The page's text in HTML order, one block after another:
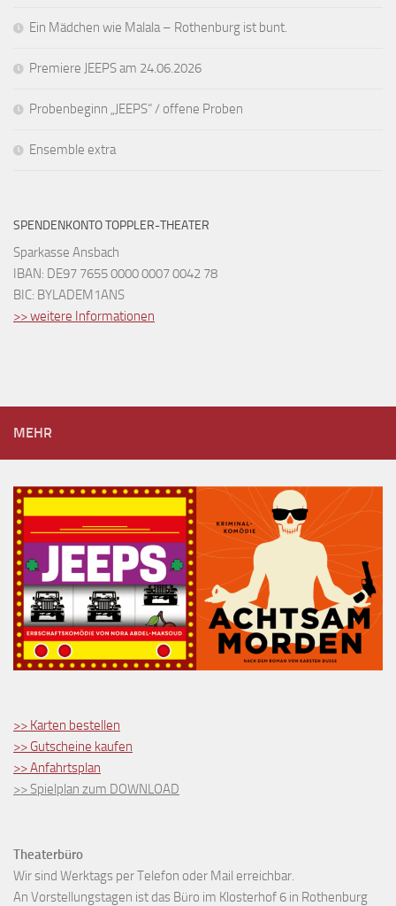
Ein Mädchen wie Malala – Rothenburg ist bunt.
Premiere JEEPS am 24.06.2026
Probenbeginn „JEEPS“ / offene Proben
Ensemble extra
SPENDENKONTO TOPPLER-THEATER
Sparkasse Ansbach
IBAN: DE97 7655 0000 0007 0042 78
BIC: BYLADEM1ANS
>> weitere Informationen
MEHR
>> Karten bestellen
>> Gutscheine kaufen
>> Anfahrtsplan
>> Spielplan zum DOWNLOAD
Theaterbüro
Wir sind Werktags per Telefon oder Mail erreichbar.
An Vorstellungstagen ist das Büro im Klosterhof 6 in Rothenburg